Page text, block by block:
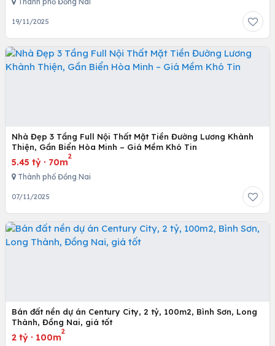
19/11/2025
Nhà Đẹp 3 Tầng Full Nội Thất Mặt Tiền Đường Lương Khành
Thiện, Gần Biển Hòa Minh – Giá Mềm Khó Tin
5.45 tỷ · 70m
2
Thành phố Đồng Nai
07/11/2025
Bán đất nền dự án Century City, 2 tỷ, 100m2, Bình Sơn, Long
Thành, Đồng Nai, giá tốt
2 tỷ · 100m
2